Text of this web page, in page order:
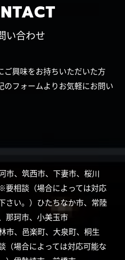
い合わせ
ご興味をお持ちいただいた方
のフォームよりお気軽にお問い
市、筑西市、下妻市、桜川
相談（場合によっては対応
さい。）ひたちなか市、常陸
那珂市、小美玉市
市、邑楽町、大泉町、桐生
場合によっては対応可能な